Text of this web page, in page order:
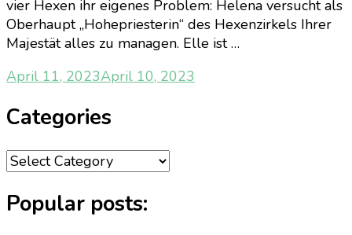
vier Hexen ihr eigenes Problem: Helena versucht als
Oberhaupt „Hohepriesterin“ des Hexenzirkels Ihrer
Majestät alles zu managen. Elle ist …
April 11, 2023April 10, 2023
Categories
Categories
Popular posts: